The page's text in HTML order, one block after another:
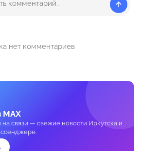
нет комментариев
MAX
на связи — свежие новости Иркутска и